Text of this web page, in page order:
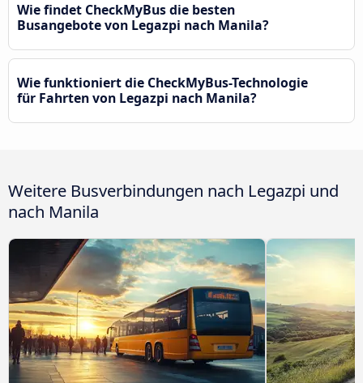
Wie findet CheckMyBus die besten
Busangebote von Legazpi nach Manila?
Wie funktioniert die CheckMyBus-Technologie
für Fahrten von Legazpi nach Manila?
Weitere Busverbindungen nach Legazpi und
nach Manila